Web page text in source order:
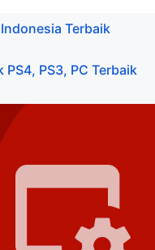
Terbaik
PS3, PC Terbaik